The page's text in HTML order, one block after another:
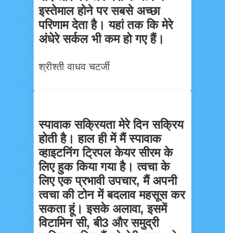
इस्तेमाल होने पर सबसे अच्छा
परिणाम देता है। यहां तक कि मेरे
अंधेरे सर्कल भी कम हो गए हैं।
श्रीश्ती वाधव चटर्जी
स्पावाक सक्रियता मेरे दिन सक्रिय
होती है। हाल ही में मैं स्पावाक
व्हाइटनिंग ट्रिपल केयर सीरम के
लिए हुक किया गया है। त्वचा के
लिए एक प्रभावी उपचार, मैं अपनी
त्वचा की टोन में बदलाव महसूस कर
सकता हूं। इसके अलावा, इसमें
विटामिन सी, बी3 और समुद्री